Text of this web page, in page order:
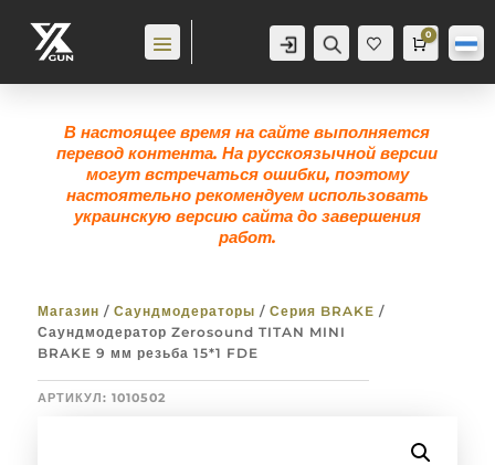
Аккаунт Поиск
Же
лан
Корзина
0
0,0грн
В настоящее время на сайте выполняется
перевод контента. На русскоязычной версии
могут встречаться ошибки, поэтому
настоятельно рекомендуем использовать
украинскую версию сайта до завершения
работ.
Магазин / Саундмодераторы / Серия BRAKE /
Саундмодератор Zerosound TITAN MINI
BRAKE 9 мм резьба 15*1 FDE
АРТИКУЛ: 1010502